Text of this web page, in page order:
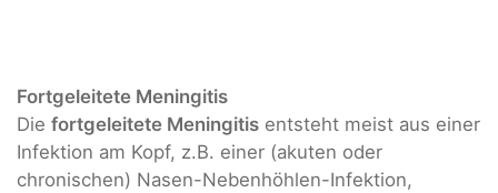
Fortgeleitete Meningitis
Die fortgeleitete Meningitis entsteht meist aus einer
Infektion am Kopf, z.B. einer (akuten oder
chronischen) Nasen-Nebenhöhlen-Infektion,